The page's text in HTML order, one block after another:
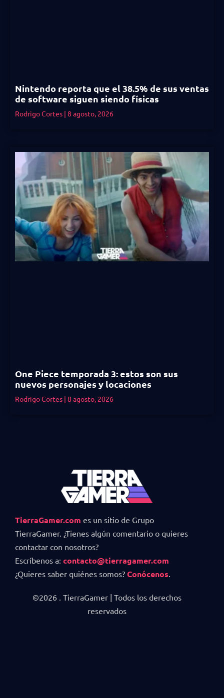
Nintendo reporta que el 38.5% de sus ventas
de software siguen siendo físicas
Rodrigo Cortes 8 agosto, 2026
One Piece temporada 3: estos son sus
nuevos personajes y locaciones
Rodrigo Cortes 8 agosto, 2026
TierraGamer.com es un sitio de Grupo
TierraGamer. ¿Tienes algún comentario o quieres
contactar con nosotros?
Escríbenos a: contacto@tierragamer.com
¿Quieres saber quiénes somos? Conócenos
©2026 . TierraGamer | Todos los derechos
reservados